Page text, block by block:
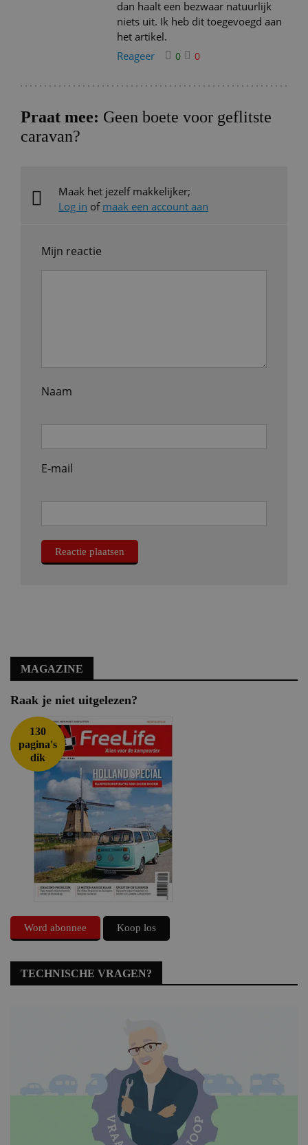
dan haalt een bezwaar natuurlijk
niets uit. Ik heb dit toegevoegd aan
het artikel.
Reageer
0 0
Praat mee: Geen boete voor geflitste
caravan?
Maak het jezelf makkelijker;
Log in of maak een account aan
Mijn reactie
Naam
E-mail
MAGAZINE
Raak je niet uitgelezen?
130
pagina's
dik
Word abonnee Koop los
TECHNISCHE VRAGEN?